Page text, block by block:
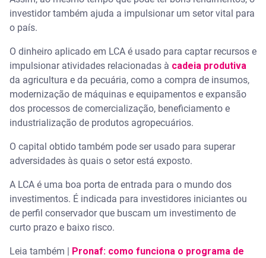
investidor também ajuda a impulsionar um setor vital para
o país.
O dinheiro aplicado em LCA é usado para captar recursos e
impulsionar atividades relacionadas à cadeia produtiva
da agricultura e da pecuária, como a compra de insumos,
modernização de máquinas e equipamentos e expansão
dos processos de comercialização, beneficiamento e
industrialização de produtos agropecuários.
O capital obtido também pode ser usado para superar
adversidades às quais o setor está exposto.
A LCA é uma boa porta de entrada para o mundo dos
investimentos. É indicada para investidores iniciantes ou
de perfil conservador que buscam um investimento de
curto prazo e baixo risco.
Leia também |
Pronaf: como funciona o programa de